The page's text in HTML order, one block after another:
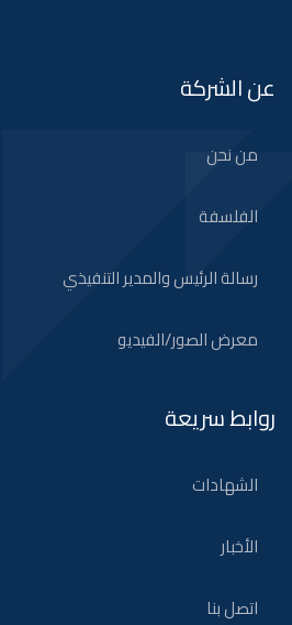
عن الشركة
من نحن
الفلسفة
رسالة الرئيس والمدير التنفيذي
معرض الصور/الفيديو
روابط سريعة
الشهادات
الأخبار
اتصل بنا